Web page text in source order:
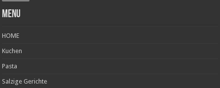
Menu
HOME
Kuchen
Pasta
Salzige Gerichte